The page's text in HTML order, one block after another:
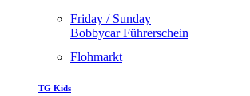
Friday / Sunday
Bobbycar Führerschein
Flohmarkt
TG Kids